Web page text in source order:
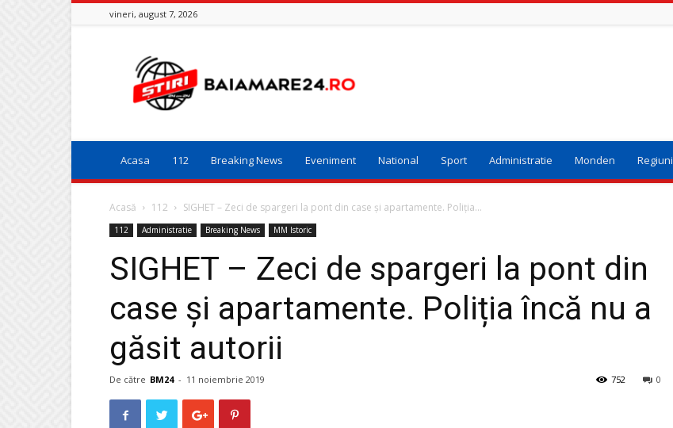
vineri, august 7, 2026
Baia
Mare
24
Acasa 112 Breaking News Eveniment National Sport Administratie Monden Regiuni
Acasă 112 SIGHET – Zeci de spargeri la pont din case și apartamente. Poliția...
112 Administratie Breaking News MM Istoric
SIGHET – Zeci de spargeri la pont din
case și apartamente. Poliția încă nu a
găsit autorii
De către BM24 - 11 noiembrie 2019 0
752